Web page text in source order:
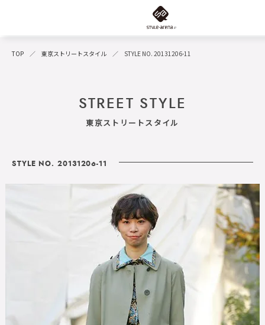
TOP 東京ストリートスタイル STYLE NO. 20131206-11
STREET STYLE
東京ストリートスタイル
STYLE NO. 20131206-11